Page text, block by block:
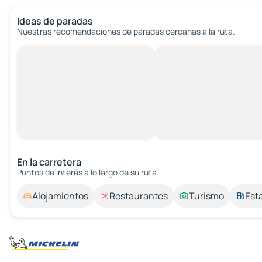
Ideas de paradas
Nuestras recomendaciones de paradas cercanas a la ruta.
En la carretera
Puntos de interés a lo largo de su ruta.
Alojamientos Restaurantes Turismo